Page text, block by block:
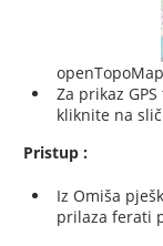
Za prikaz
kliknite na
Pristup :
Iz Omiša
prilaza ferati